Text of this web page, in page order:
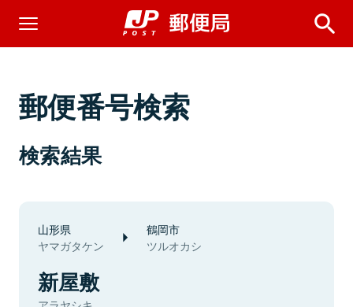
郵便番号検索
検索結果
山形県
ヤマガタケン
鶴岡市
ツルオカシ
新屋敷